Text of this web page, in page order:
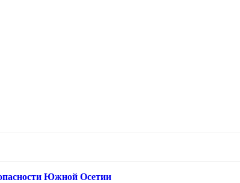
Южной Осетии